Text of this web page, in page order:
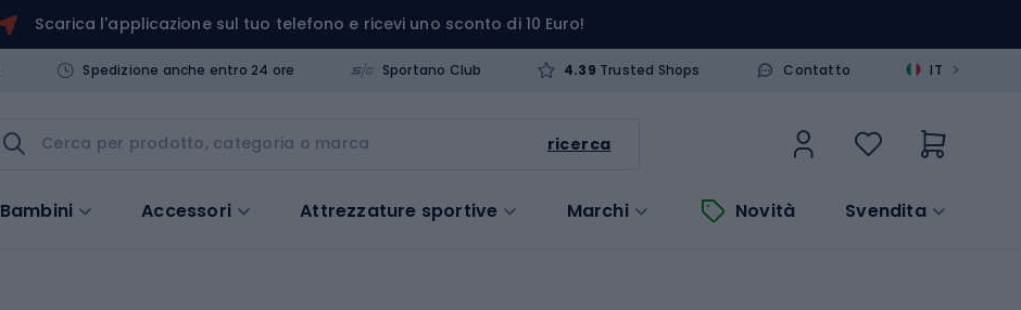
Scarica l'applicazione sul tuo telefono e ricevi uno sconto di 10 Euro!
Spedizione anche entro 24 ore Sportano Club 4.39 Trusted Shops Contatto IT >
ricerca
Bambini Accessori Attrezzature sportive Marchi Novità Svendita